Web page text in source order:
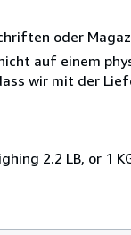
oder
auf einem
wir mit der
2.2 LB, or 1